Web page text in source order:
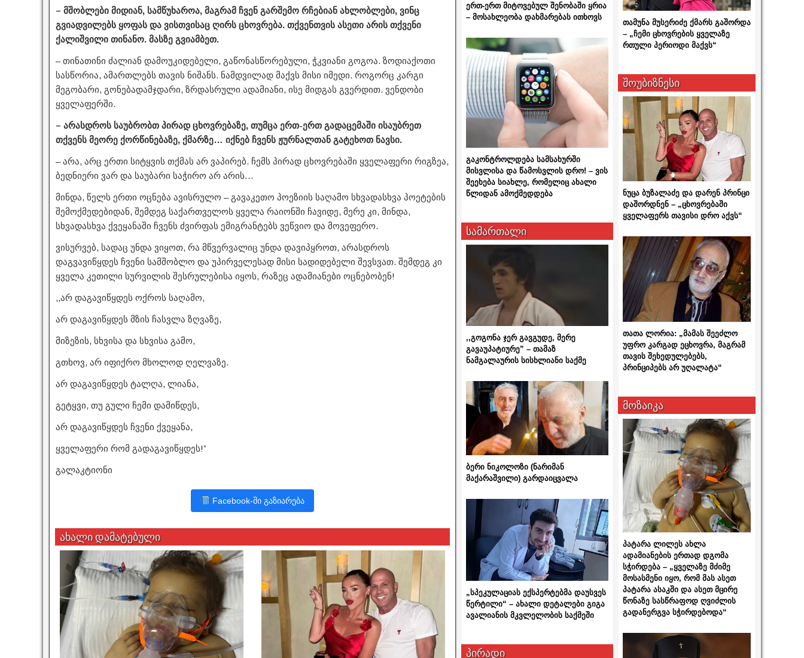
– მშობლები მიდიან, სამწუხაროა, მაგრამ ჩვენ გარშემო რჩებიან ახლობლები, ვინც
გვიადვილებს ყოფას და ვისთვისაც ღირს ცხოვრება. თქვენთვის ასეთი არის თქვენი
ქალიშვილი თინანო. მასზე გვიამბეთ.
– თინათინი ძალიან დამოუკიდებელი, გაწონასწორებული, ჭკვიანი გოგოა. ზოდიაქოთი
სასწორია, ამართლებს თავის ნიშანს. ნამდვილად მაქვს მისი იმედი. როგორც კარგი
მეგობარი, გონებადამჯდარი, ზრდასრული ადამიანი, ისე მიდგას გვერდით. ვენდობი
ყველაფერში.
– არასდროს საუბრობთ პირად ცხოვრებაზე, თუმცა ერთ-ერთ გადაცემაში ისაუბრეთ
თქვენს მეორე ქორწინებაზე, ქმარზე… იქნებ ჩვენს ჟურნალთან გატეხოთ ნავსი.
– არა, არც ერთი სიტყვის თქმას არ ვაპირებ. ჩემს პირად ცხოვრებაში ყველაფერი რიგზეა,
ბედნიერი ვარ და საუბარი საჭირო არ არის…
მინდა, წელს ერთი ოცნება ავისრულო – გავაკეთო პოეზიის საღამო სხვადასხვა პოეტების
შემოქმედებიდან, შემდეგ საქართველოს ყველა რაიონში ჩავიდე, მერე კი, მინდა,
სხვადასხვა ქვეყანაში ჩვენს ძვირფას ემიგრანტებს ვეწვიო და მოვეფერო.
ვისურვებ, სადაც უნდა ვიყოთ, რა მწვერვალიც უნდა დავიპყროთ, არასდროს
დაგვავიწყდეს ჩვენი სამშობლო და უპირველესად მისი სადიდებელი შევსვათ. შემდეგ კი
ყველა კეთილი სურვილის შესრულებისა იყოს, რაზეც ადამიანები ოცნებობენ!
,,არ დაგავიწყდეს ოქროს საღამო,
არ დაგავიწყდეს მზის ჩასვლა ზღვაზე,
მიზეზის, სხვისა და სხვისა გამო,
გთხოვ, არ იფიქრო მხოლოდ ღელვაზე.
არ დაგავიწყდეს ტალღა, ლიანა,
გეტყვი, თუ გული ჩემი დამიწდეს,
არ დაგავიწყდეს ჩვენი ქვეყანა,
ყველაფერი რომ გადაგავიწყდეს!”
გალაკტიონი
Facebook-ში გაზიარება
ახალი დამატებული
ერთ-ერთ მიტოვებულ შენობაში ყრია
– მოსახლეობა დახმარებას ითხოვს
გაკონტროლდება სამსახურში
მისვლისა და წამოსვლის დრო! – ვის
შეეხება სიახლე, რომელიც ახალი
წლიდან ამოქმედდება
სამართალი
,,გოგონა ჯერ გავგუდე, მერე
გავაუპატიურე” – თამაზ
ნამგალაურის სისხლიანი საქმე
ბერი ნიკოლოზი (ნარიმან
მაქარაშვილი) გარდაიცვალა
„სპეკულაციას ექსპერტებმა დაუსვეს
წერტილი“ – ახალი დეტალები გიგა
ავალიანის მკვლელობის საქმეში
პირადი
თამუნა მუსერიძე ქმარს გაშორდა
– „ჩემი ცხოვრების ყველაზე
რთული პერიოდი მაქვს“
შოუბიზნესი
ნუცა ბუზალაძე და დარენ პრინცი
დაშორდნენ – „ცხოვრებაში
ყველაფერს თავისი დრო აქვს“
თათა ლორია: „მამას შეეძლო
უფრო კარგად ეცხოვრა, მაგრამ
თავის შეხედულებებს,
პრინციპებს არ უღალატა“
მოზაიკა
პატარა ლილეს ახლა
ადამიანების ერთად დგომა
სჭირდება – „ყველაზე მძიმე
მოსასმენი იყო, რომ მას ასეთ
პატარა ასაკში და ასეთ მცირე
წონაზე სასწრაფოდ ღვიძლის
გადანერგვა სჭირდებოდა“